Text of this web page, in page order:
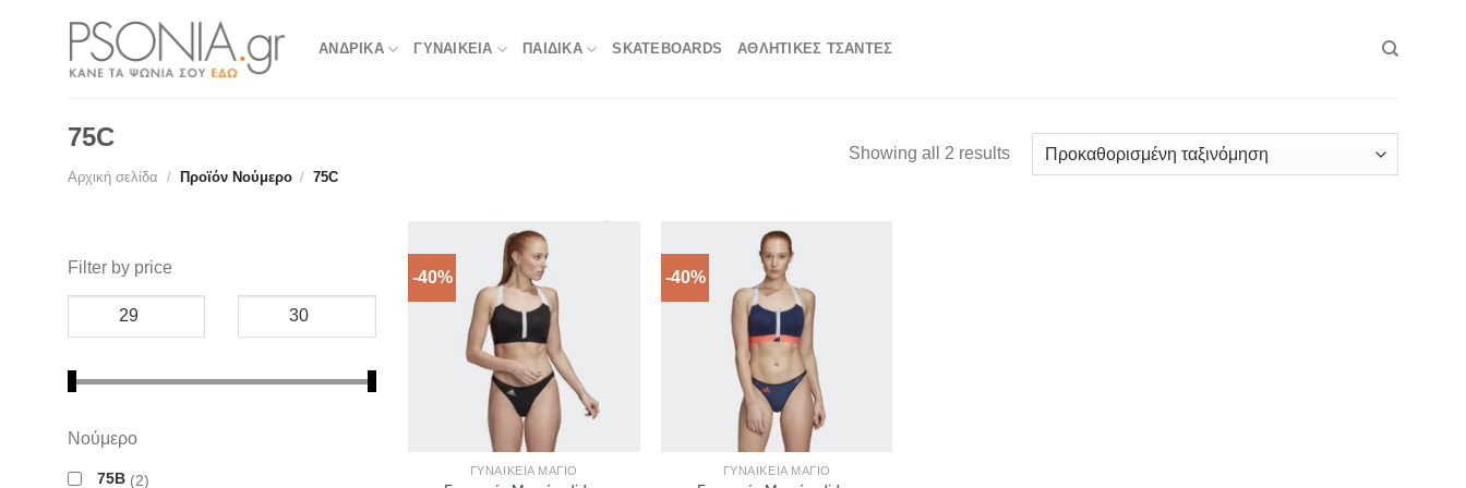
ΑΝΔΡΙΚΑ ΓΥΝΑΙΚΕΙΑ ΠΑΙΔΙΚΑ SKATEBOARDS ΑΘΛΗΤΙΚΈΣ ΤΣΆΝΤΕΣ
75C
Αρχική σελίδα / Προϊόν Νούμερο / 75C
Showing all 2 results
Filter by price
Νούμερο
75B
2
-40%
ΓΥΝΑΙΚΕΊΑ ΜΑΓΙΌ
-40%
ΓΥΝΑΙΚΕΊΑ ΜΑΓΙΌ